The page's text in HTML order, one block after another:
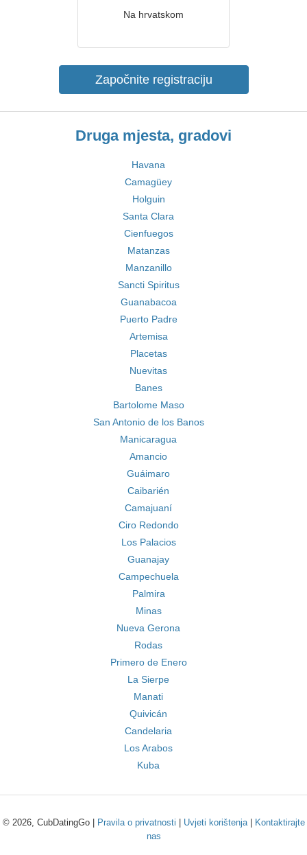
Na hrvatskom
Započnite registraciju
Druga mjesta, gradovi
Havana
Camagüey
Holguin
Santa Clara
Cienfuegos
Matanzas
Manzanillo
Sancti Spiritus
Guanabacoa
Puerto Padre
Artemisa
Placetas
Nuevitas
Banes
Bartolome Maso
San Antonio de los Banos
Manicaragua
Amancio
Guáimaro
Caibarién
Camajuaní
Ciro Redondo
Los Palacios
Guanajay
Campechuela
Palmira
Minas
Nueva Gerona
Rodas
Primero de Enero
La Sierpe
Manati
Quivicán
Candelaria
Los Arabos
Kuba
© 2026, CubDatingGo | Pravila o privatnosti Uvjeti korištenja|
Kontaktirajte
nas